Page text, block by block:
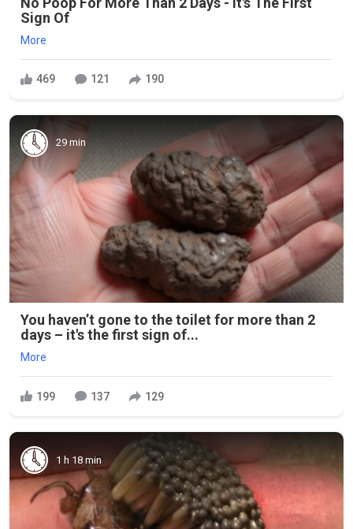
Sign Of
More
469 121 190
29 min
You haven’t gone to the toilet for more than 2
days – it's the first sign of...
More
199 137 129
1 h 18 min